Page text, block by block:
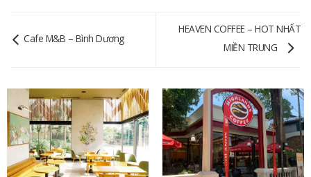
Cafe M&B – Bình Dương
HEAVEN COFFEE – HOT NHẤT
MIỀN TRUNG